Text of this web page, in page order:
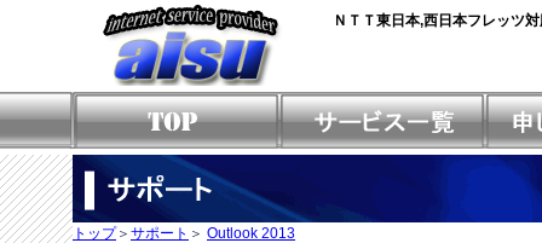
ＮＴＴ東日本,西日本フレッツ
トップ＞ サポート ＞ Outlook 2013